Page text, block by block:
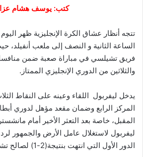
كتب: يوسف هشام
تتجه أنظار عشاق الكرة الإنجليزية ظهر
الساعة الثانية و النصف إلى ملعب
فريق تشيلسي في مباراة صعبة ضمن
والثلاثين من الدوري الإنجليزي الممتاز.
يدخل ليفربول اللقاء وعينه على النقاط
المركز الرابع وضمان مقعد مؤهل لدوري
المقبل، خاصة بعد التعثر الأخير أمام
ليفربول لاستغلال عامل الأرض والجمهور لرد
الدور الأول التي انتهت بنتيجة(2-1) لصالح تشيلسي.